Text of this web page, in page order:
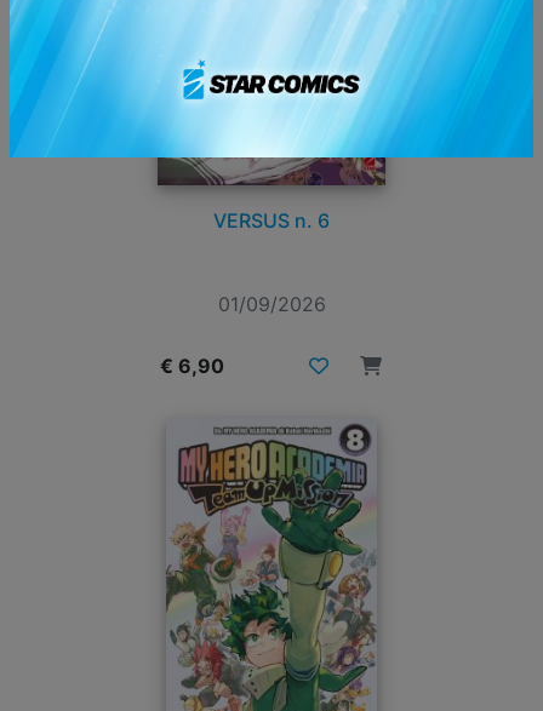
VERSUS n. 6
01/09/2026
€ 6,90